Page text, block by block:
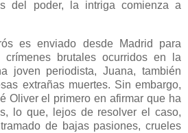
del poder, la intriga comienza a
es enviado desde Madrid para
brutales ocurridos en la
joven periodista, Juana, también
extrañas muertes. Sin embargo,
Oliver el primero en afirmar que ha
lo que, lejos de resolver el caso,
de bajas pasiones, crueles